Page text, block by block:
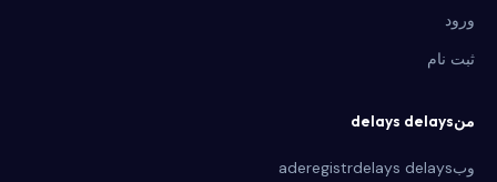
ورود
ثبت نام
منdelays delays
وبaderegistrdelays delays